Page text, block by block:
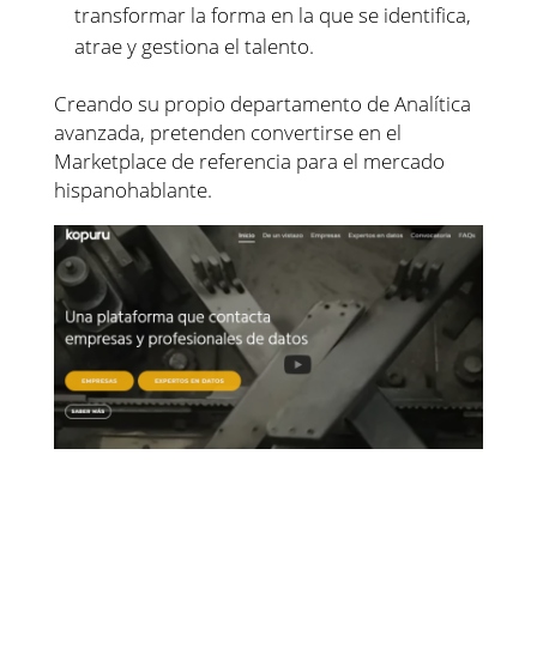
transformar la forma en la que se identifica,
atrae y gestiona el talento.
Creando su propio departamento de Analítica
avanzada, pretenden convertirse en el
Marketplace de referencia para el mercado
hispanohablante.